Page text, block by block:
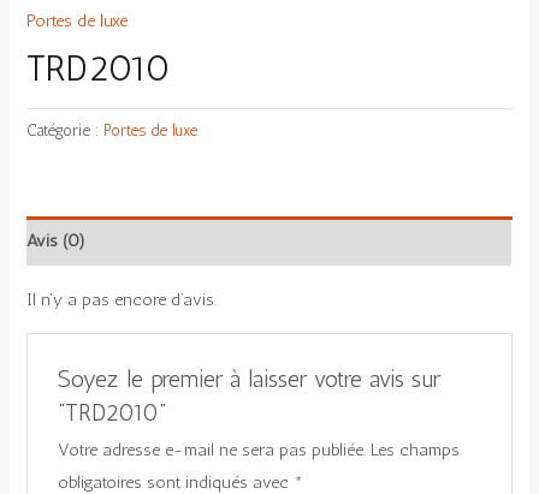
Portes de luxe
TRD2010
Catégorie : Portes de luxe
Avis (0)
Il n’y a pas encore d’avis.
Soyez le premier à laisser votre avis sur
“TRD2010”
Votre adresse e-mail ne sera pas publiée. Les champs
obligatoires sont indiqués avec *